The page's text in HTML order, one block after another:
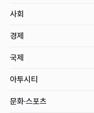
사회
경제
국제
아투시티
문화·스포츠